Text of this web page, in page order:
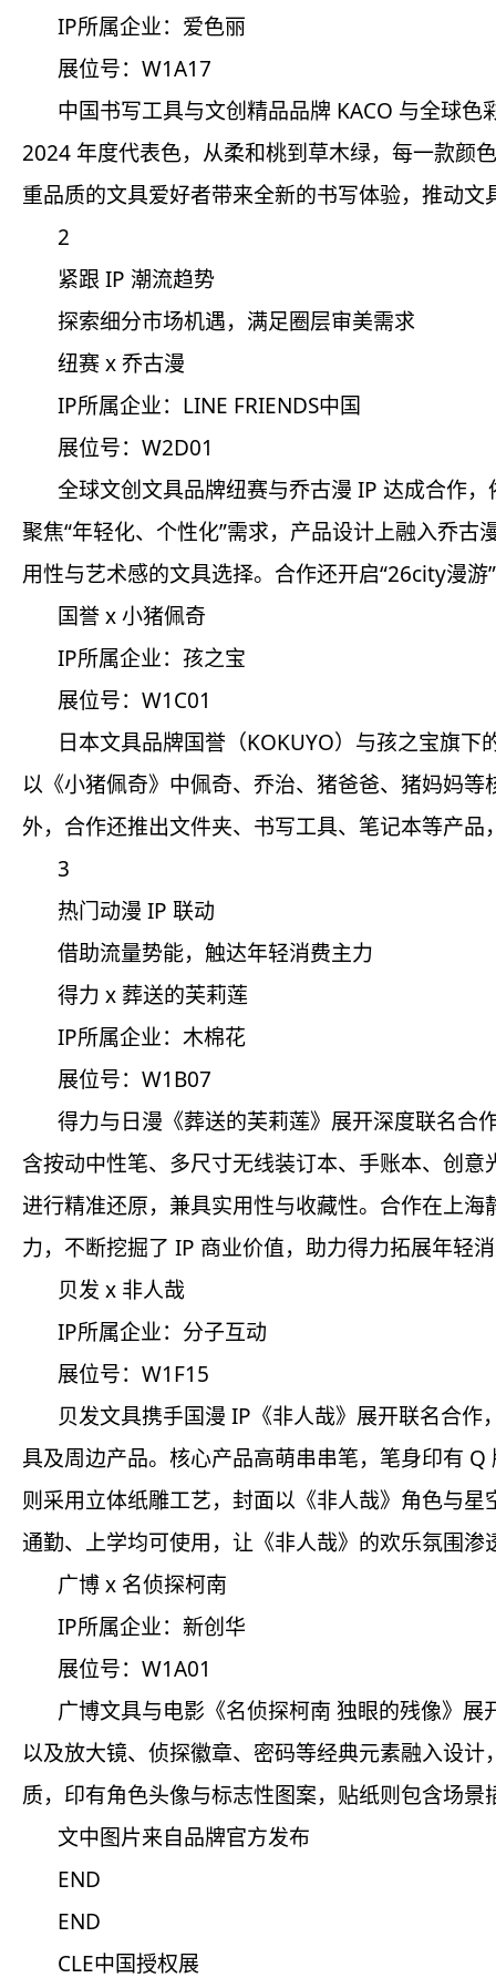
IP所属企业：爱色丽
展位号：W1A17
中国书写工具与文创精品品牌 KACO 与全球色
2024 年度代表色，从柔和桃到草木绿，每一款颜
重品质的文具爱好者带来全新的书写体验，推动文
2
紧跟 IP 潮流趋势
探索细分市场机遇，满足圈层审美需求
纽赛 x 乔古漫
IP所属企业：LINE FRIENDS中国
展位号：W2D01
全球文创文具品牌纽赛与乔古漫 IP 达成合作
聚焦“年轻化、个性化”需求，产品设计上融入乔
用性与艺术感的文具选择。合作还开启“26city漫
国誉 x 小猪佩奇
IP所属企业：孩之宝
展位号：W1C01
日本文具品牌国誉（KOKUYO）与孩之宝旗
以《小猪佩奇》中佩奇、乔治、猪爸爸、猪妈妈
外，合作还推出文件夹、书写工具、笔记本等产
3
热门动漫 IP 联动
借助流量势能，触达年轻消费主力
得力 x 葬送的芙莉莲
IP所属企业：木棉花
展位号：W1B07
得力与日漫《葬送的芙莉莲》展开深度联名合
含按动中性笔、多尺寸无线装订本、手账本、创
进行精准还原，兼具实用性与收藏性。合作在上
力，不断挖掘了 IP 商业价值，助力得力拓展年轻
贝发 x 非人哉
IP所属企业：分子互动
展位号：W1F15
贝发文具携手国漫 IP《非人哉》展开联名合
具及周边产品。核心产品高萌串串笔，笔身印有
则采用立体纸雕工艺，封面以《非人哉》角色与
通勤、上学均可使用，让《非人哉》的欢乐氛围渗
广博 x 名侦探柯南
IP所属企业：新创华
展位号：W1A01
广博文具与电影《名侦探柯南 独眼的残像》
以及放大镜、侦探徽章、密码等经典元素融入设
质，印有角色头像与标志性图案，贴纸则包含场
文中图片来自品牌官方发布
END
END
CLE中国授权展